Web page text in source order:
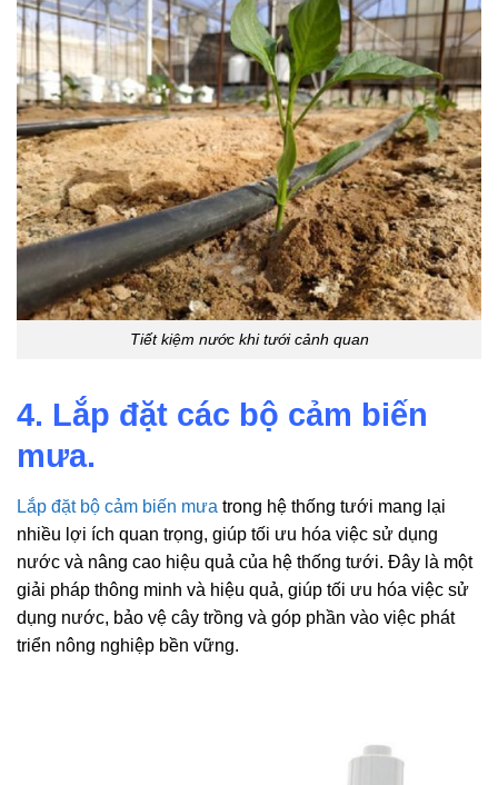
Tiết kiệm nước khi tưới cảnh quan
4. Lắp đặt các bộ cảm biến
mưa.
Lắp đặt bộ cảm biến mưa trong hệ thống tưới mang lại
nhiều lợi ích quan trọng, giúp tối ưu hóa việc sử dụng
nước và nâng cao hiệu quả của hệ thống tưới. Đây là một
giải pháp thông minh và hiệu quả, giúp tối ưu hóa việc sử
dụng nước, bảo vệ cây trồng và góp phần vào việc phát
triển nông nghiệp bền vững.